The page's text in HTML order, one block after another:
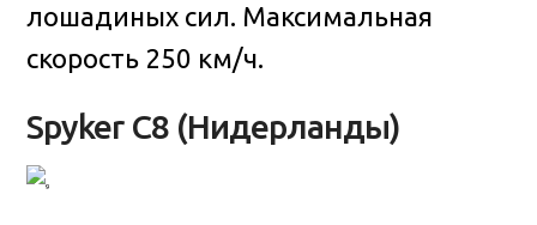
лошадиных сил. Максимальная
скорость 250 км/ч.
Spyker C8 (Нидерланды)